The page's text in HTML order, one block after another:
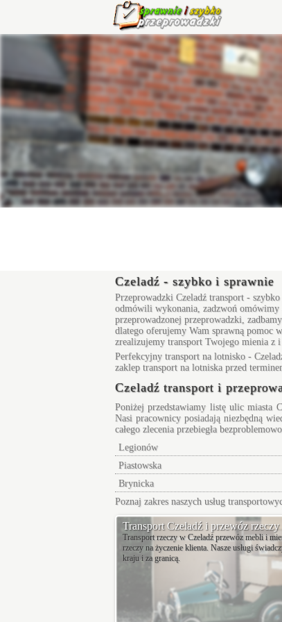
Czeladź - szybko i sprawnie
Przeprowadzki Czeladź transport -
odmówili wykonania, zadzwoń omówimy
przeprowadzonej przeprowadzki,
dlatego oferujemy Wam sprawną pomoc
zrealizujemy transport Twojego mienia z
Perfekcyjnytransport na lotnisko -
zaklep transport na lotniska przed
Czeladź transport i
Poniżej przedstawiamy listę ulic miasta
Nasi pracownicy posiadają niezbędną
całego zlecenia przebiegła
Legionów
Piastowska
Brynicka
Poznaj zakres naszych usług
Transport Czeladź i przewóz rzeczy
Transport rzeczy w Czeladź przewóz mebli i
rzeczy na życzenie klienta. Nasze usługi
kraju i za granicą.